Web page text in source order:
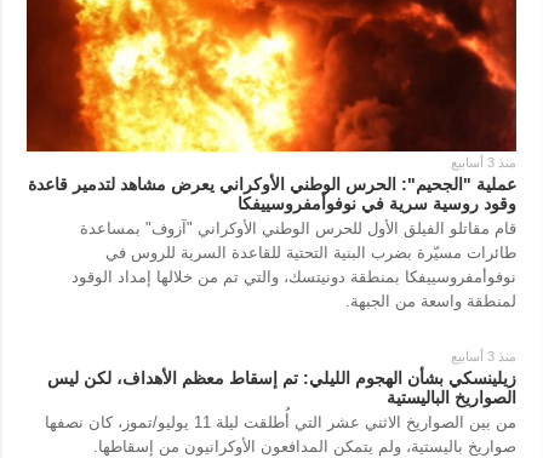
الدفاع
رياضة
التقارير
مقابلات
الصور
الفيديوهات
خدمات
الاشتراك
بنك الصور
منذ 3 أسابيع
عملية "الجحيم": الحرس الوطني الأوكراني يعرض مشاهد لتدمير قاعدة
وقود روسية سرية في نوفوأمفروسييفكا
قام مقاتلو الفيلق الأول للحرس الوطني الأوكراني "آزوف" بمساعدة
طائرات مسيّرة بضرب البنية التحتية للقاعدة السرية للروس في
نوفوأمفروسييفكا بمنطقة دونيتسك، والتي تم من خلالها إمداد الوقود
لمنطقة واسعة من الجبهة.
منذ 3 أسابيع
زيلينسكي بشأن الهجوم الليلي: تم إسقاط معظم الأهداف، لكن ليس
الصواريخ الباليستية
من بين الصواريخ الاثني عشر التي أُطلقت ليلة 11 يوليو/تموز، كان نصفها
صواريخ باليستية، ولم يتمكن المدافعون الأوكرانيون من إسقاطها.